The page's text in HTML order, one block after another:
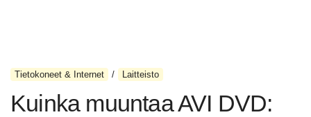
Tietokoneet & Internet Laitteisto
Kuinka muuntaa AVI DVD: